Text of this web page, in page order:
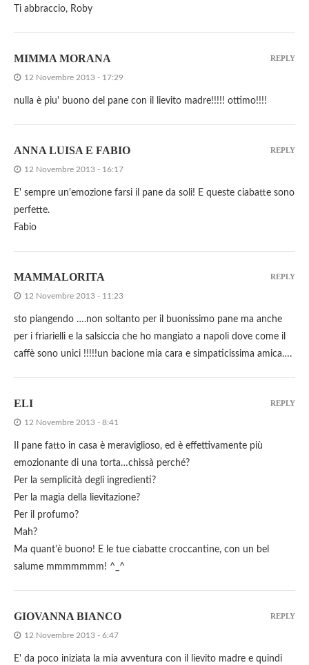
Ti abbraccio, Roby
MIMMA MORANA
12 Novembre 2013 - 17:29
nulla è piu' buono del pane con il lievito madre!!!!! ottimo!!!!
REPLY
ANNA LUISA E FABIO
12 Novembre 2013 - 16:17
E' sempre un'emozione farsi il pane da soli! E queste ciabatte sono
perfette.
Fabio
REPLY
MAMMALORITA
12 Novembre 2013 - 11:23
sto piangendo ….non soltanto per il buonissimo pane ma anche
per i friarielli e la salsiccia che ho mangiato a napoli dove come il
caffè sono unici !!!!!un bacione mia cara e simpaticissima amica….
REPLY
ELI
12 Novembre 2013 - 8:41
Il pane fatto in casa è meraviglioso, ed è effettivamente più
emozionante di una torta…chissà perché?
Per la semplicità degli ingredienti?
Per la magia della lievitazione?
Per il profumo?
Mah?
Ma quant'è buono! E le tue ciabatte croccantine, con un bel
salume mmmmmmm! ^_^
REPLY
GIOVANNA BIANCO
12 Novembre 2013 - 6:47
E' da poco iniziata la mia avventura con il lievito madre e quindi
REPLY